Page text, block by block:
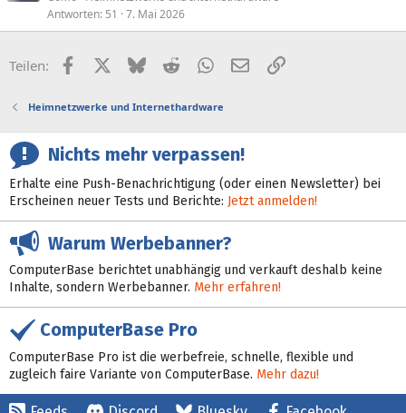
Antworten 51 7. Mai 2026
Teilen: FacebookX (Twitter)
BlueskyRedditWhatsApp
E-MailLink
Heimnetzwerke und Internethardware
Nichts mehr verpassen!
Erhalte eine Push-Benachrichtigung (oder einen Newsletter) bei
Erscheinen neuer Tests und Berichte: Jetzt anmelden!
Warum Werbebanner?
ComputerBase berichtet unabhängig und verkauft deshalb keine
Inhalte, sondern Werbebanner. Mehr erfahren!
ComputerBase Pro
ComputerBase Pro ist die werbefreie, schnelle, flexible und
zugleich faire Variante von ComputerBase. Mehr dazu!